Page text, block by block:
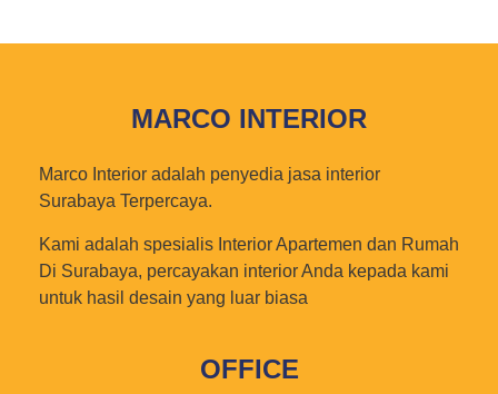
MARCO INTERIOR
Marco Interior adalah penyedia jasa interior
Surabaya Terpercaya.
Kami adalah spesialis Interior Apartemen dan Rumah
Di Surabaya, percayakan interior Anda kepada kami
untuk hasil desain yang luar biasa
OFFICE